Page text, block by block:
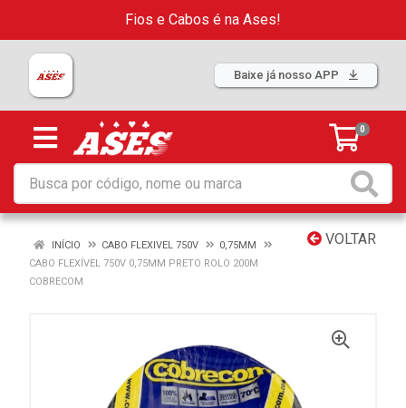
Fios e Cabos é na Ases!
Baixe já nosso APP
0
VOLTAR
INÍCIO CABO FLEXIVEL 750V
0,75MM
CABO FLEXÍVEL 750V 0,75MM PRETO ROLO 200M
COBRECOM